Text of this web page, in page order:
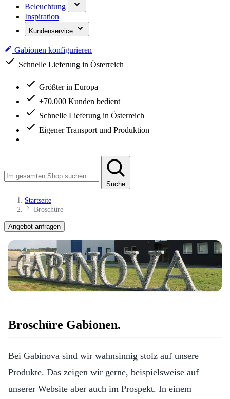
Beleuchtung
Inspiration
Kundenservice
Gabionen konfigurieren
Schnelle Lieferung in Österreich
Größter in Europa
+70.000 Kunden bedient
Schnelle Lieferung in Österreich
Eigener Transport und Produktion
Suche
Startseite
Broschüre
Angebot anfragen
Broschüre Gabionen.
Bei Gabinova sind wir wahnsinnig stolz auf unsere
Produkte. Das zeigen wir gerne, beispielsweise auf
unserer Website aber auch im Prospekt. In einem